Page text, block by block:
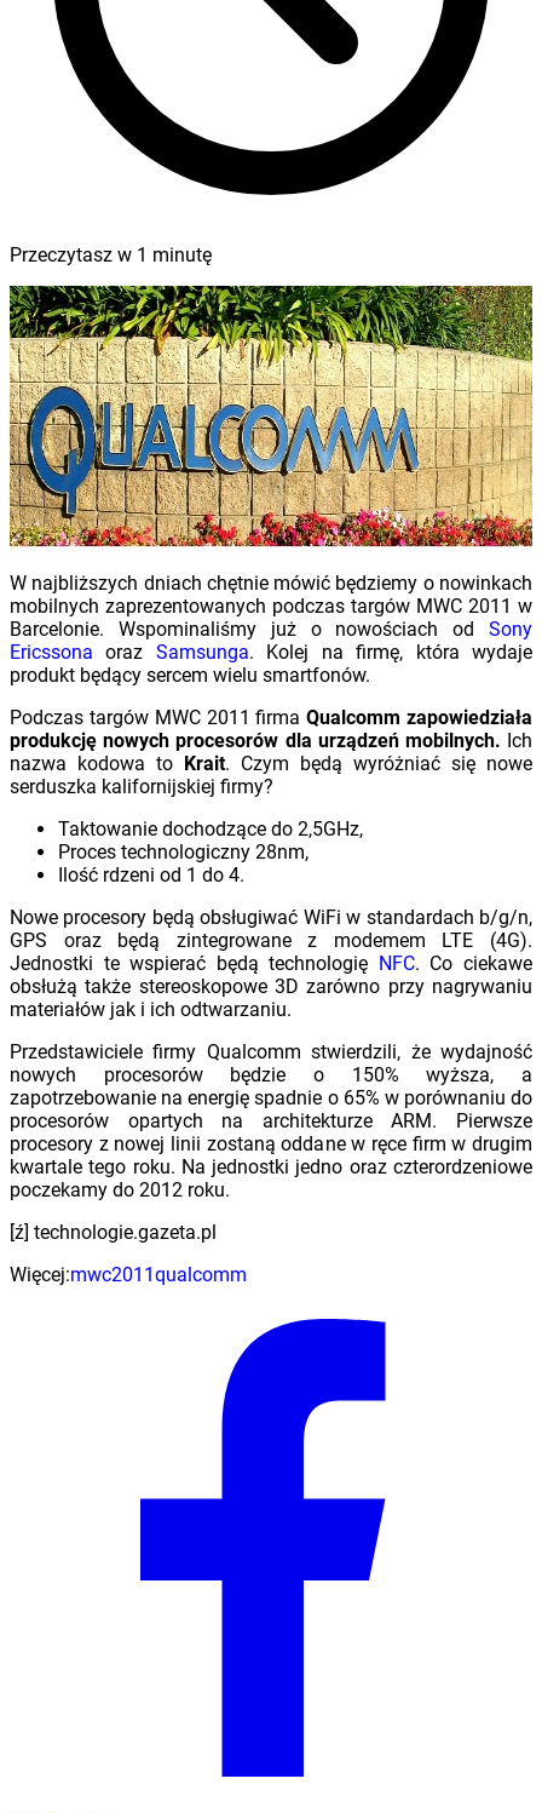
Przeczytasz w 1 minutę
W najbliższych dniach chętnie mówić będziemy o nowinkach
mobilnych zaprezentowanych podczas targów MWC 2011 w
Barcelonie. Wspominaliśmy już o nowościach od Sony
Ericssona oraz Samsunga. Kolej na firmę, która wydaje
produkt będący sercem wielu smartfonów.
Podczas targów MWC 2011 firmaQualcomm zapowiedziała
produkcję nowych procesorów dla urządzeń mobilnych. Ich
nazwa kodowa to Krait. Czym będą wyróżniać się nowe
serduszka kalifornijskiej firmy?
Taktowanie dochodzące do 2,5GHz,
Proces technologiczny 28nm,
Ilość rdzeni od 1 do 4.
Nowe procesory będą obsługiwać WiFi w standardach b/g/n,
GPS oraz będą zintegrowane z modemem LTE (4G).
Jednostki te wspierać będą technologię NFC. Co ciekawe
obsłużą także stereoskopowe 3D zarówno przy nagrywaniu
materiałów jak i ich odtwarzaniu.
Przedstawiciele firmy Qualcomm stwierdzili, że wydajność
nowych procesorów będzie o 150% wyższa, a
zapotrzebowanie na energię spadnie o 65% w porównaniu do
procesorów opartych na architekturze ARM. Pierwsze
procesory z nowej linii zostaną oddane w ręce firm w drugim
kwartale tego roku. Na jednostki jedno oraz czterordzeniowe
poczekamy do 2012 roku.
[ź] technologie.gazeta.pl
Więcej:mwc2011qualcomm